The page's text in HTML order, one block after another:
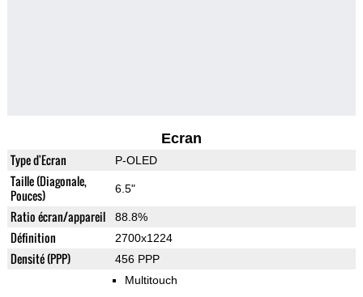
Ecran
Type d'Ecran P-OLED
Taille (Diagonale,
Pouces)
6.5"
Ratio écran/appareil 88.8%
Définition 2700x1224
Densité (PPP) 456 PPP
Multitouch